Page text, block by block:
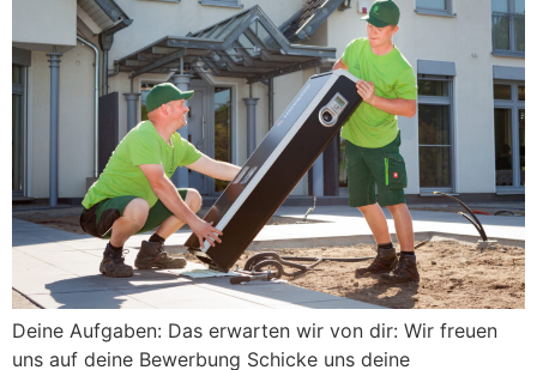
Deine Aufgaben: Das erwarten wir von dir: Wir freuen
uns auf deine Bewerbung Schicke uns deine